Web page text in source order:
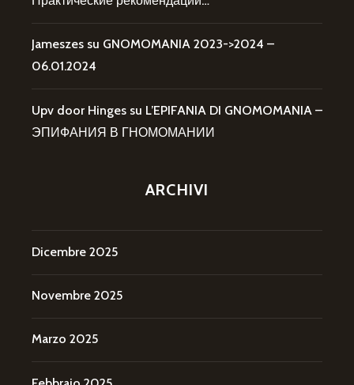
Jameszes su GNOMOMANIA 2023->2024 –
06.01.2024
Upv door Hinges su L’EPIFANIA DI GNOMOMANIA –
ЭПИФАНИЯ В ГНОМОМАНИИ
ARCHIVI
Dicembre 2025
Novembre 2025
Marzo 2025